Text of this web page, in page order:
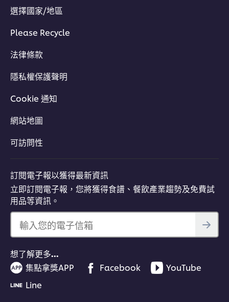
選擇國家/地區
Please Recycle
法律條款
隱私權保護聲明
Cookie 通知
網站地圖
可訪問性
訂閱電子報以獲得最新資訊
立即訂閱電子報，您將獲得食譜、餐飲產業趨勢及免費試
用品等資訊。
輸入您的電子信箱
想了解更多…
集點拿獎APP
Facebook
YouTube
Line